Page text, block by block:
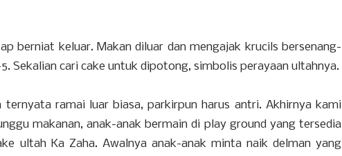
berniat keluar. Makan diluar dan mengajak krucils bersenang-
Sekalian cari cake untuk dipotong, simbolis perayaan ultahnya.
ternyata ramai luar biasa, parkirpun harus antri. Akhirnya kami
makanan, anak-anak bermain di play ground yang tersedia
ultah Ka Zaha. Awalnya anak-anak minta naik delman yang